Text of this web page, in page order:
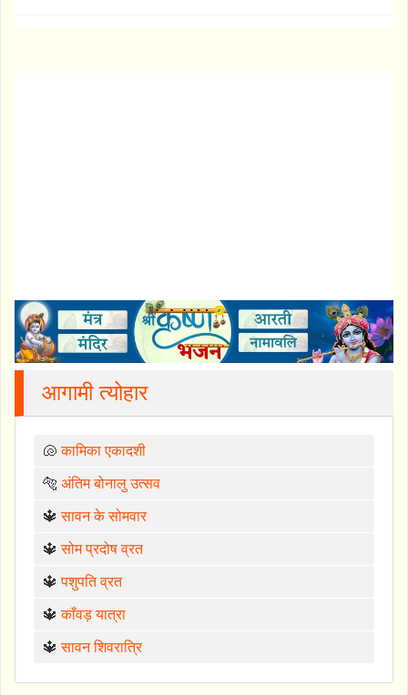
आगामी त्योहार
🐚कामिका एकादशी
🐅 अंतिम बोनालु उत्सव
🔱सावन के सोमवार
🔱सोम प्रदोष व्रत
🔱पशुपति व्रत
🔱काँवड़ यात्रा
🔱सावन शिवरात्रि